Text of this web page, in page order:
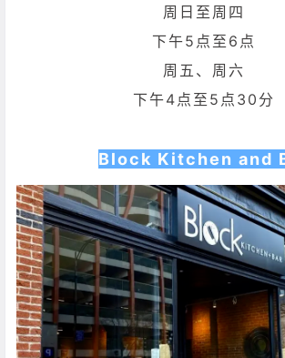
周日至周四
下午5点至6点
周五、周六
下午4点至5点30分
Block Kitchen and